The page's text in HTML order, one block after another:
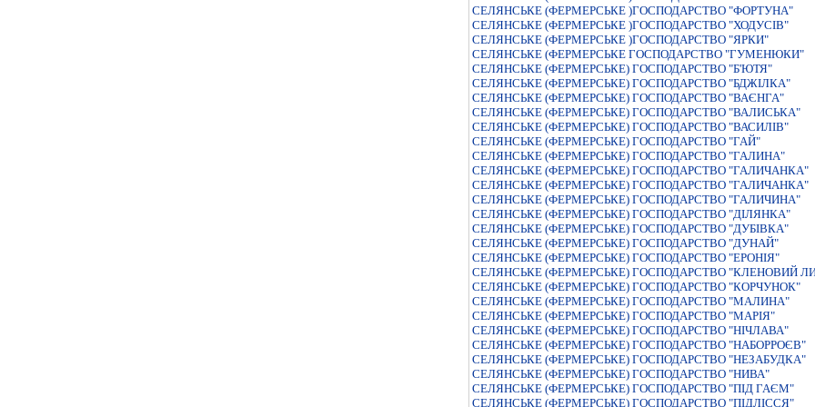
СЕЛЯНСЬКЕ (ФЕРМЕРСЬКЕ )ГОСПОДАРСТВО "ФОРТУНА"
СЕЛЯНСЬКЕ (ФЕРМЕРСЬКЕ )ГОСПОДАРСТВО "ХОДУСIВ"
СЕЛЯНСЬКЕ (ФЕРМЕРСЬКЕ )ГОСПОДАРСТВО "ЯРКИ"
СЕЛЯНСЬКЕ (ФЕРМЕРСЬКЕ ГОСПОДАРСТВО "ГУМЕНЮКИ"
СЕЛЯНСЬКЕ (ФЕРМЕРСЬКЕ) ГОСПОДАРСТВО "Б'ЮТЯ"
СЕЛЯНСЬКЕ (ФЕРМЕРСЬКЕ) ГОСПОДАРСТВО "БДЖIЛКА"
СЕЛЯНСЬКЕ (ФЕРМЕРСЬКЕ) ГОСПОДАРСТВО "ВАЄНГА"
СЕЛЯНСЬКЕ (ФЕРМЕРСЬКЕ) ГОСПОДАРСТВО "ВАЛИСЬКА"
СЕЛЯНСЬКЕ (ФЕРМЕРСЬКЕ) ГОСПОДАРСТВО "ВАСИЛIВ"
СЕЛЯНСЬКЕ (ФЕРМЕРСЬКЕ) ГОСПОДАРСТВО "ГАЙ"
СЕЛЯНСЬКЕ (ФЕРМЕРСЬКЕ) ГОСПОДАРСТВО "ГАЛИНА"
СЕЛЯНСЬКЕ (ФЕРМЕРСЬКЕ) ГОСПОДАРСТВО "ГАЛИЧАНКА"
СЕЛЯНСЬКЕ (ФЕРМЕРСЬКЕ) ГОСПОДАРСТВО "ГАЛИЧАНКА"
СЕЛЯНСЬКЕ (ФЕРМЕРСЬКЕ) ГОСПОДАРСТВО "ГАЛИЧИНА"
СЕЛЯНСЬКЕ (ФЕРМЕРСЬКЕ) ГОСПОДАРСТВО "ДІЛЯНКА"
СЕЛЯНСЬКЕ (ФЕРМЕРСЬКЕ) ГОСПОДАРСТВО "ДУБIВКА"
СЕЛЯНСЬКЕ (ФЕРМЕРСЬКЕ) ГОСПОДАРСТВО "ДУНАЙ"
СЕЛЯНСЬКЕ (ФЕРМЕРСЬКЕ) ГОСПОДАРСТВО "ЕРОНIЯ"
СЕЛЯНСЬКЕ (ФЕРМЕРСЬКЕ) ГОСПОДАРСТВО "КЛЕНОВИЙ
СЕЛЯНСЬКЕ (ФЕРМЕРСЬКЕ) ГОСПОДАРСТВО "КОРЧУНОК"
СЕЛЯНСЬКЕ (ФЕРМЕРСЬКЕ) ГОСПОДАРСТВО "МАЛИНА"
СЕЛЯНСЬКЕ (ФЕРМЕРСЬКЕ) ГОСПОДАРСТВО "МАРIЯ"
СЕЛЯНСЬКЕ (ФЕРМЕРСЬКЕ) ГОСПОДАРСТВО "НIЧЛАВА"
СЕЛЯНСЬКЕ (ФЕРМЕРСЬКЕ) ГОСПОДАРСТВО "НАБОРРОЄВ"
СЕЛЯНСЬКЕ (ФЕРМЕРСЬКЕ) ГОСПОДАРСТВО "НЕЗАБУДКА"
СЕЛЯНСЬКЕ (ФЕРМЕРСЬКЕ) ГОСПОДАРСТВО "НИВА"
СЕЛЯНСЬКЕ (ФЕРМЕРСЬКЕ) ГОСПОДАРСТВО "ПІД ГАЄМ"
СЕЛЯНСЬКЕ (ФЕРМЕРСЬКЕ) ГОСПОДАРСТВО "ПІДЛІССЯ"